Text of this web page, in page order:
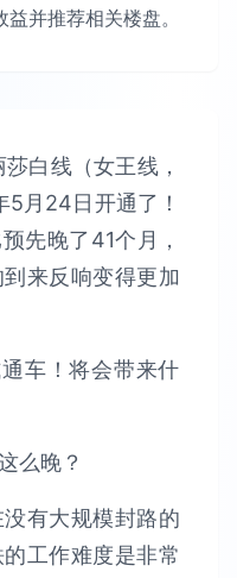
并推荐相关楼盘。
白线（女王线，
月24日开通了！
先晚了41个月，
来反响变得更加
么晚？
有大规模封路的
工作难度是非常